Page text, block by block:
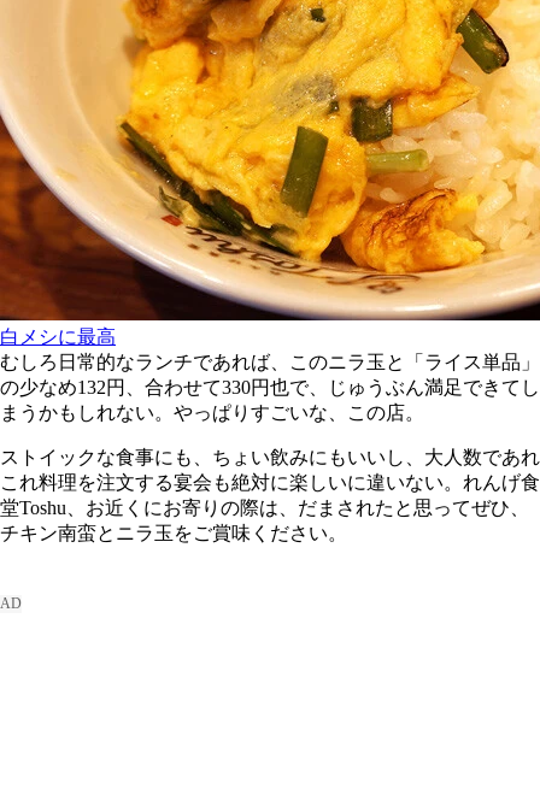
白メシに最高
むしろ日常的なランチであれば、このニラ玉と「ライス単品」
の少なめ132円、合わせて330円也で、じゅうぶん満足できてし
まうかもしれない。やっぱりすごいな、この店。
ストイックな食事にも、ちょい飲みにもいいし、大人数であれ
これ料理を注文する宴会も絶対に楽しいに違いない。れんげ食
堂Toshu、お近くにお寄りの際は、だまされたと思ってぜひ、
チキン南蛮とニラ玉をご賞味ください。